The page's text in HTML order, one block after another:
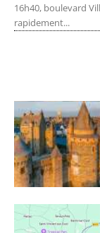
16h40, boulevard
rapidement...